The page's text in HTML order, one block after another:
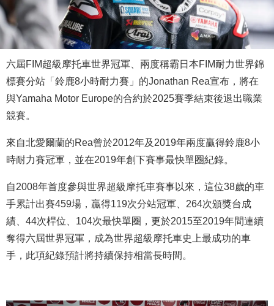
六屆FIM超級摩托車世界冠軍、兩度稱霸日本FIM耐力世界錦
標賽分站「鈴鹿8小時耐力賽」的Jonathan Rea宣布，將在
與Yamaha Motor Europe的合約於2025賽季結束後退出職業
競賽。
來自北愛爾蘭的Rea曾於2012年及2019年兩度贏得鈴鹿8小
時耐力賽冠軍，並在2019年創下賽事最快單圈紀錄。
自2008年首度參與世界超級摩托車賽事以來，這位38歲的車
手累計出賽459場，贏得119次分站冠軍、264次頒獎台成
績、44次桿位、104次最快單圈，更於2015至2019年間連續
奪得六屆世界冠軍，成為世界超級摩托車史上最成功的車
手，此項紀錄預計將持續保持相當長時間。